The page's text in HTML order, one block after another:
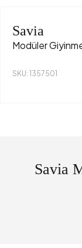
Savia
Modüler
SKU: 1357501
Savia